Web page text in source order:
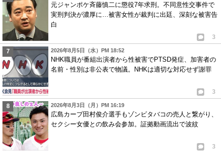
元ジャンポケ斉藤慎二に懲役7年求刑。不同意性交事件で
実刑判決が濃厚に…被害女性が裁判に出廷、深刻な被害告
白
3
2026年8月5日（水）PM 18:52
NHK職員が番組出演者から性被害でPTSD発症、加害者の
名前・性別は非公表で物議。NHKは適切な対応せず謝罪
3
2026年8月3日（月）PM 16:19
広島カープ田村俊介選手もゾンビタバコの売人と繋がり、
セクシー女優との飲み会参加。証拠動画流出で波紋
3